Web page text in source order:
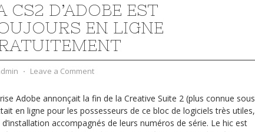
CS2 D’ADOBE EST
EN LIGNE
⋅ Leave a Comment
Adobe annonçait la fin de la Creative Suite 2 (plus connue sous
en ligne pour les possesseurs de ce bloc de logiciels très utiles,
d’installation accompagnés de leurs numéros de série. Le hic est